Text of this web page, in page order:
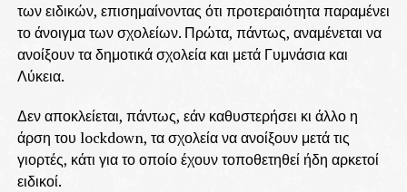
των ειδικών, επισημαίνοντας ότι προτεραιότητα παραμένει
το άνοιγμα των σχολείων. Πρώτα, πάντως, αναμένεται να
ανοίξουν τα δημοτικά σχολεία και μετά Γυμνάσια και
Λύκεια.
Δεν αποκλείεται, πάντως, εάν καθυστερήσει κι άλλο η
άρση του lockdown, τα σχολεία να ανοίξουν μετά τις
γιορτές, κάτι για το οποίο έχουν τοποθετηθεί ήδη αρκετοί
ειδικοί.